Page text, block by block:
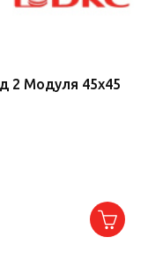
2 Модуля 45x45